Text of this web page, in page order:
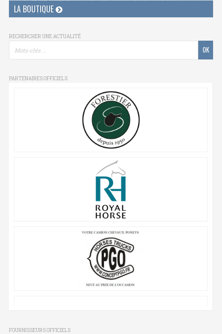
LA BOUTIQUE
RECHERCHER UNE ACTUALITÉ
PARTENAIRES OFFICIELS
FOURNISSEURS OFFICIELS